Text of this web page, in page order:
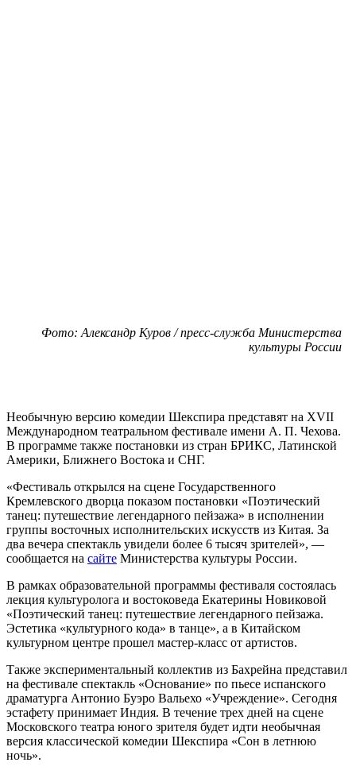
Фото: Александр Куров / пресс-служба Министерства
культуры России
Необычную версию комедии Шекспира представят на XVII
Международном театральном фестивале имени А. П. Чехова.
В программе также постановки из стран БРИКС, Латинской
Америки, Ближнего Востока и СНГ.
«Фестиваль открылся на сцене Государственного
Кремлевского дворца показом постановки «Поэтический
танец: путешествие легендарного пейзажа» в исполнении
группы восточных исполнительских искусств из Китая. За
два вечера спектакль увидели более 6 тысяч зрителей», —
сообщается на сайте Министерства культуры России.
В рамках образовательной программы фестиваля состоялась
лекция культуролога и востоковеда Екатерины Новиковой
«Поэтический танец: путешествие легендарного пейзажа.
Эстетика «культурного кода» в танце», а в Китайском
культурном центре прошел мастер-класс от артистов.
Также экспериментальный коллектив из Бахрейна представил
на фестивале спектакль «Основание» по пьесе испанского
драматурга Антонио Буэро Вальехо «Учреждение». Сегодня
эстафету принимает Индия. В течение трех дней на сцене
Московского театра юного зрителя будет идти необычная
версия классической комедии Шекспира «Сон в летнюю
ночь».